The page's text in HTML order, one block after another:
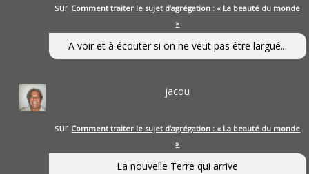
sur Comment traiter le sujet d’agrégation : « La beauté du monde
»
A voir et à écouter si on ne veut pas être largué...
jacou
sur Comment traiter le sujet d’agrégation : « La beauté du monde
»
La nouvelle Terre qui arrive